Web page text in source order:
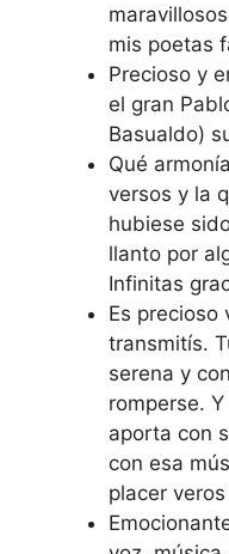
mis poetas
Precioso y
el gran
Basualdo)
Qué
versos y la
hubiese
llanto por
Infinitas
Es precioso
transmitís.
serena y
romperse.
aporta con
con esa
placer